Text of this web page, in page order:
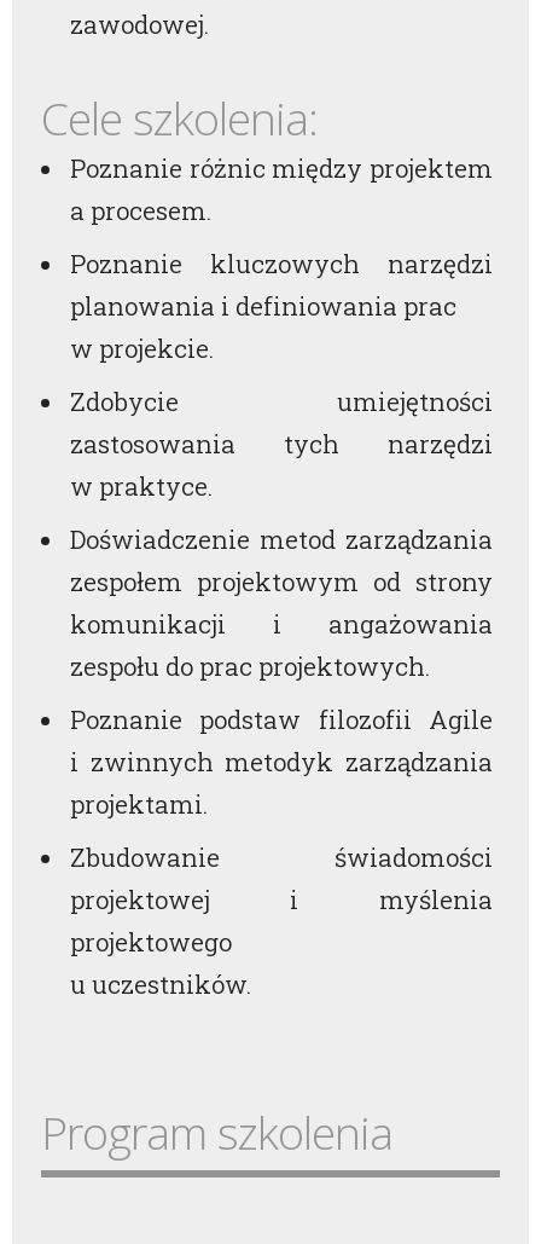
zawodowej.
Cele szkolenia:
Poznanie różnic między projektem
a procesem.
Poznanie kluczowych narzędzi
planowania i definiowania prac
w projekcie.
Zdobycie umiejętności
zastosowania tych narzędzi
w praktyce.
Doświadczenie metod zarządzania
zespołem projektowym od strony
komunikacji i angażowania
zespołu do prac projektowych.
Poznanie podstaw filozofii Agile
i zwinnych metodyk zarządzania
projektami.
Zbudowanie świadomości
projektowej i myślenia
projektowego
u uczestników.
Program szkolenia